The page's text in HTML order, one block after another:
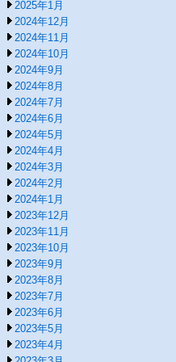
2025年1月
2024年12月
2024年11月
2024年10月
2024年9月
2024年8月
2024年7月
2024年6月
2024年5月
2024年4月
2024年3月
2024年2月
2024年1月
2023年12月
2023年11月
2023年10月
2023年9月
2023年8月
2023年7月
2023年6月
2023年5月
2023年4月